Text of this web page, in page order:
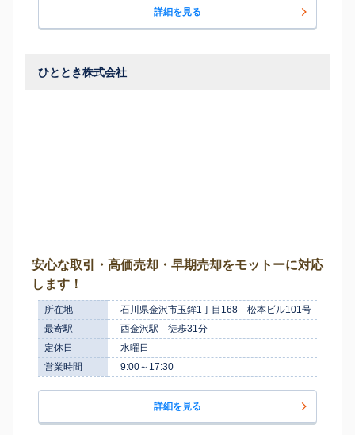
詳細を見る
ひととき株式会社
安心な取引・高価売却・早期売却をモットーに対応
します！
所在地
石川県金沢市玉鉾1丁目168 松本ビル101号
最寄駅
西金沢駅 徒歩31分
定休日
水曜日
営業時間
9:00～17:30
詳細を見る